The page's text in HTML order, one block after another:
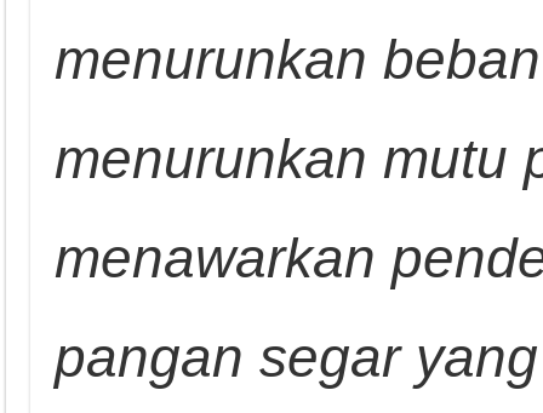
menurunkan
menurunkan mutu
menawarkan
pangan segar